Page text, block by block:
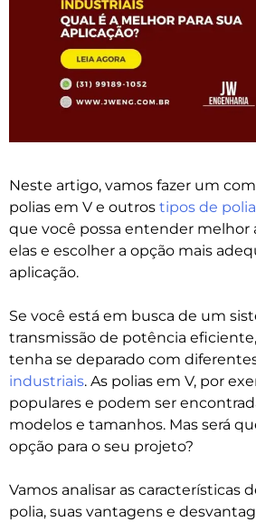
Neste artigo, vamos fazer um
polias em V e outros tipos de
que você possa entender melhor
elas e escolher a opção mais
aplicação.
Se você está em busca de um
transmissão de potência
tenha se deparado com
industriais. As polias em V, por
populares e podem ser
modelos e tamanhos. Mas será
opção para o seu projeto?
Vamos analisar as características
polia, suas vantagens e